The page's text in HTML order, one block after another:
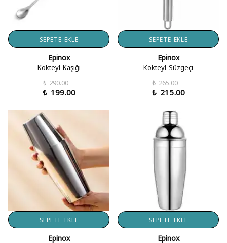
SEPETE EKLE
Epinox
Kokteyl Kaşığı
₺ 290.00
₺ 199.00
SEPETE EKLE
Epinox
Kokteyl Süzgeçi
₺ 265.00
₺ 215.00
SEPETE EKLE
Epinox
SEPETE EKLE
Epinox